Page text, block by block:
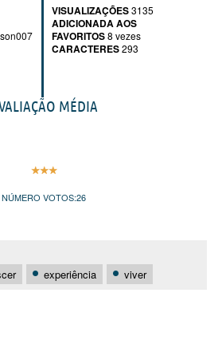
VISUALIZAÇÕES3135
ADICIONADA AOS
FAVORITOS8 vezes
CARACTERES293
MÉDIA
NÚMERO VOTOS:26
experiência viver